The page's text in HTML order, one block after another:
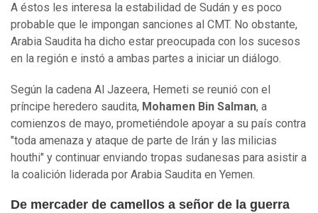
A éstos les interesa la estabilidad de Sudán y es poco
probable que le impongan sanciones al CMT. No obstante,
Arabia Saudita ha dicho estar preocupada con los sucesos
en la región e instó a ambas partes a iniciar un diálogo.
Según la cadena Al Jazeera, Hemeti se reunió con el
príncipe heredero saudita, Mohamen Bin Salman, a
comienzos de mayo, prometiéndole apoyar a su país contra
"toda amenaza y ataque de parte de Irán y las milicias
houthi" y continuar enviando tropas sudanesas para asistir a
la coalición liderada por Arabia Saudita en Yemen.
De mercader de camellos a señor de la guerra